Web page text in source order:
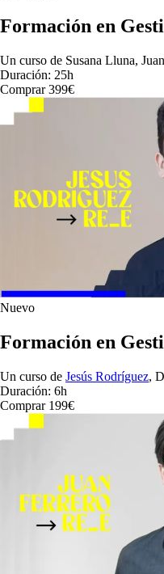
Formación en
Un curso de Susana Lluna,
Duración: 25h
Comprar 399€
Nuevo
Formación en
Un curso de Jesús Rodríguez,
Duración: 6h
Comprar 199€